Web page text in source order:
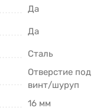
Да
Да
Сталь
Отверстие под
винт/шуруп
16 мм